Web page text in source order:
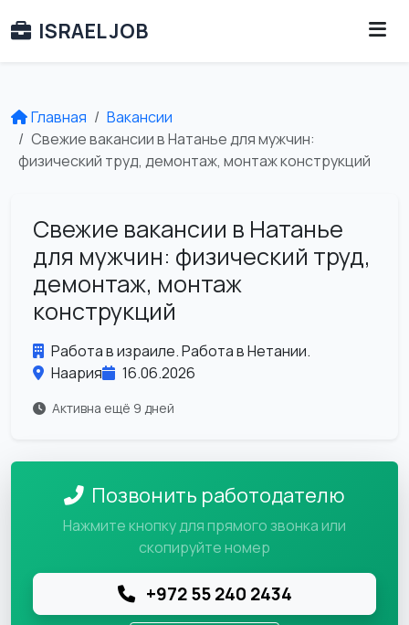
ISRAEL JOB
Главная
Вакансии
Свежие вакансии в Натанье для мужчин:
физический труд, демонтаж, монтаж конструкций
Свежие вакансии в Натанье
для мужчин: физический труд,
демонтаж, монтаж
конструкций
Работа в израиле. Работа в Нетании.
Наария
16.06.2026
Активна ещё 9 дней
Позвонить работодателю
Нажмите кнопку для прямого звонка или
скопируйте номер
+972 55 240 2434